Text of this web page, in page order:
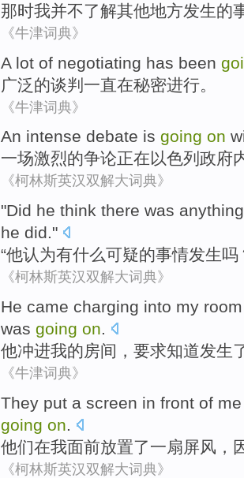
那时我并不了解其他地方发生的
《牛津词典》
A lot of negotiating has been
广泛的谈判一直在秘密进行。
《牛津词典》
An intense debate is going on
一场激烈的争论正在以色列 政府
《柯林斯英汉双解大词典》
"Did he think there was anything
he did."
“他认为有什么可疑的事情发生吗
《柯林斯英汉双解大词典》
He came charging into my room
was going on.
他冲进我的房间 ， 要求知道发生
《牛津词典》
They put a screen in front of me
going on.
他们在我面前放置了一扇屏风 ，
《柯林斯英汉双解大词典》